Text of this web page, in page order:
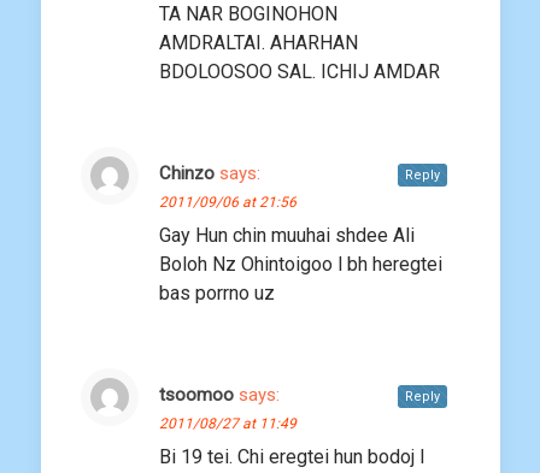
TA NAR BOGINOHON
AMDRALTAI. AHARHAN
BDOLOOSOO SAL. ICHIJ AMDAR
Chinzo says:
2011/09/06 at 21:56
Gay Hun chin muuhai shdee Ali
Boloh Nz Ohintoigoo l bh heregtei
bas porrno uz
Reply
tsoomoo says:
2011/08/27 at 11:49
Bi 19 tei. Chi eregtei hun bodoj l
Reply